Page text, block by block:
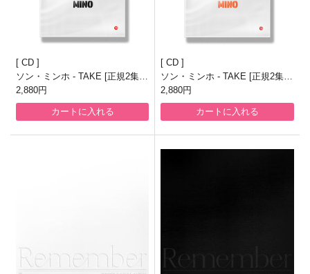
CD
ソン・ミンホ - TAKE [正規2集/T
AKE#1 ver.]
2,880円
カートに入れる
CD
ソン・ミンホ - TAKE [正規2集/T
AKE#2 ver.]
2,880円
カートに入れる